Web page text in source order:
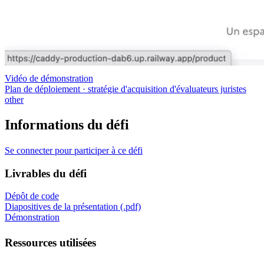
Vidéo de démonstration
Plan de déploiement · stratégie d'acquisition d'évaluateurs juristes
other
Informations du défi
Se connecter pour participer à ce défi
Livrables du défi
Dépôt de code
Diapositives de la présentation (.pdf)
Démonstration
Ressources utilisées